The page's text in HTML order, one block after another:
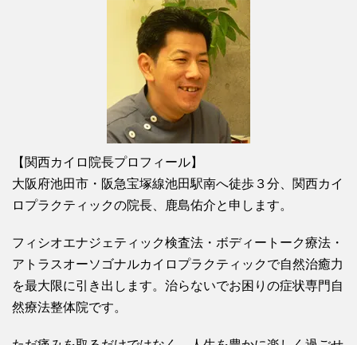
【関西カイロ院長プロフィール】
大阪府池田市・阪急宝塚線池田駅南へ徒歩３分、関西カイ
ロプラクティックの院長、鹿島佑介と申します。
フィシオエナジェティック検査法・ボディートーク療法・
アトラスオーソゴナルカイロプラクティックで自然治癒力
を最大限に引き出します。治らないでお困りの症状専門自
然療法整体院です。